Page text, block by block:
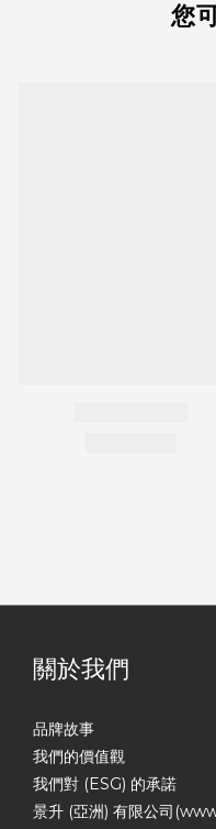
您
關於我們
品牌故事
我們的價值觀
我們對 (ESG) 的承諾
景升 (亞洲) 有限公司